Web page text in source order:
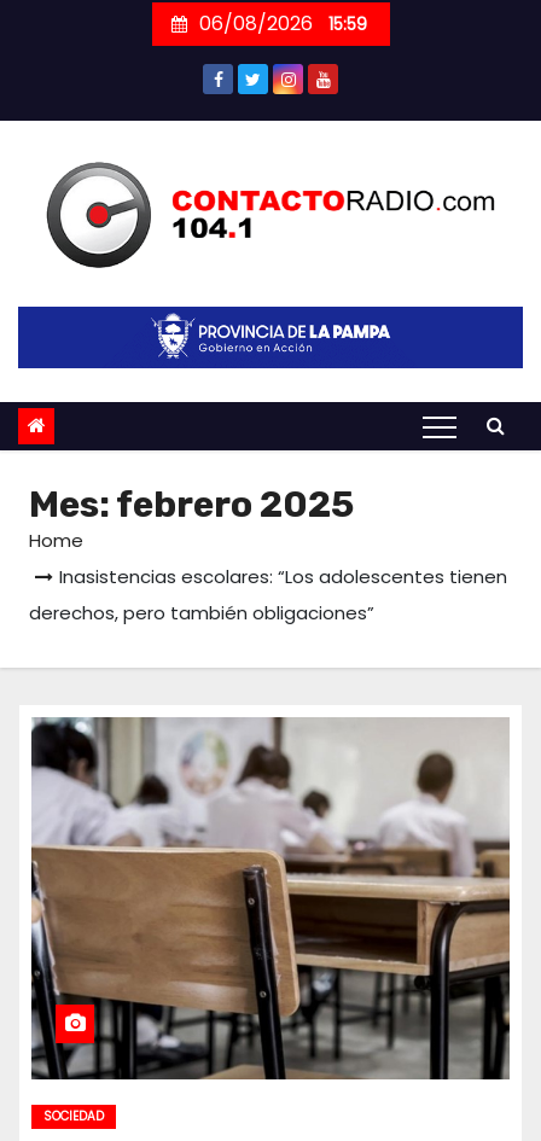
06/08/2026 15:59
Mes:febrero 2025
Home
Inasistencias escolares: “Los adolescentes tienen
derechos, pero también obligaciones”
SOCIEDAD